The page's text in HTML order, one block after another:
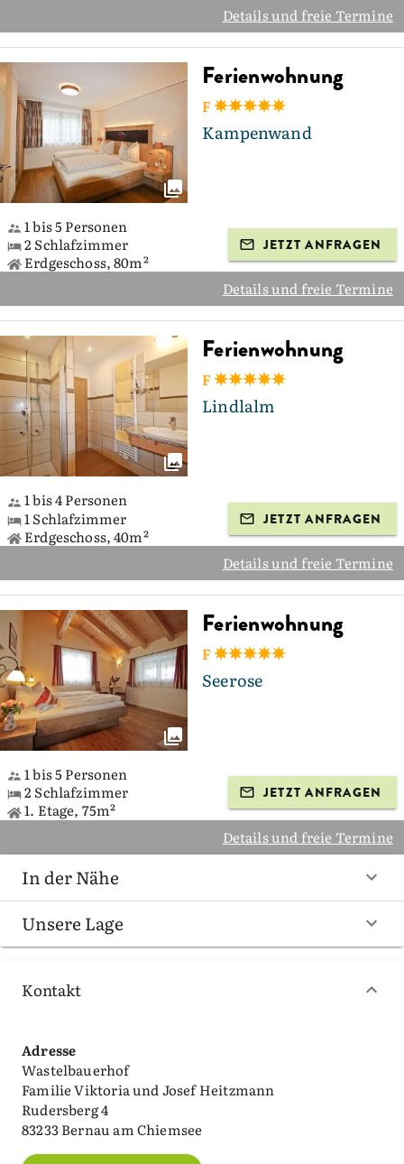
Details und freie Termine
Ferienwohnung
F
Kampenwand
1 bis 5 Personen
2 Schlafzimmer
Erdgeschoss, 80m²
JETZT ANFRAGEN
Details und freie Termine
Ferienwohnung
F
Lindlalm
1 bis 4 Personen
1 Schlafzimmer
Erdgeschoss, 40m²
JETZT ANFRAGEN
Details und freie Termine
Ferienwohnung
F
Seerose
1 bis 5 Personen
2 Schlafzimmer
1. Etage, 75m²
JETZT ANFRAGEN
Details und freie Termine
In der Nähe
Unsere Lage
Kontakt
Adresse
Wastelbauerhof
Familie Viktoria und Josef Heitzmann
Rudersberg 4
83233 Bernau am Chiemsee